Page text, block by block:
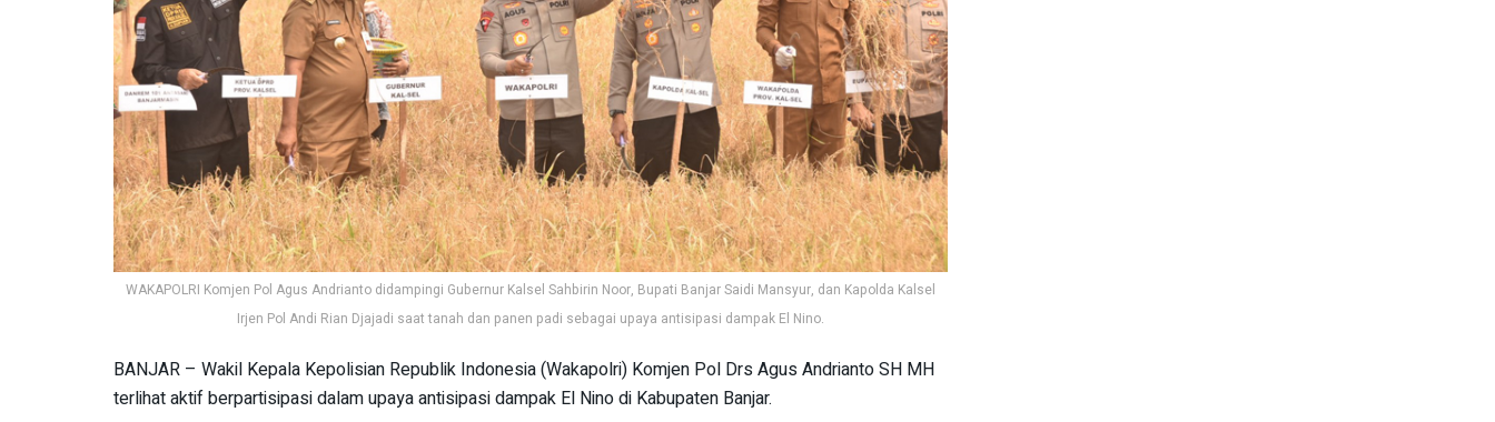
WAKAPOLRI Komjen Pol Agus Andrianto didampingi Gubernur­ Kalsel Sahbirin Noor, Bupati Banjar Saidi Mansyur, dan Kapolda Kalsel
Irjen Pol Andi Rian Djajadi saat tanah dan panen padi sebagai upaya antisipasi dampak El Nino.
BANJAR – Wakil Kepala Kepolisian Republik Indonesia (Wakapolri) Komjen Pol Drs Agus Andrianto SH MH
terlihat aktif berpartisipasi dalam upaya antisipasi dampak El Nino di Kabupaten Banjar.